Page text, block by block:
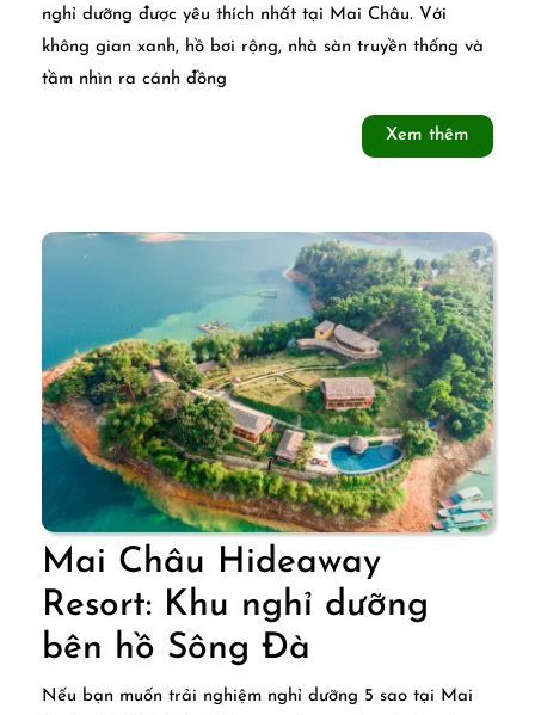
Châu
Villas
chân
bình
nghỉ dưỡng được yêu thích nhất tại Mai Châu. Với
không gian xanh, hồ bơi rộng, nhà sàn truyền thống và
tầm nhìn ra cánh đồng
Xem thêm
thêm
Mai Châu Hideaway
Resort: Khu nghỉ dưỡng
bên hồ Sông Đà
Châu
Nếu bạn muốn trải nghiệm nghỉ dưỡng 5 sao tại Mai